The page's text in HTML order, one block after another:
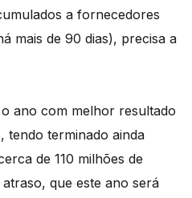
a fornecedores
mais de 90 dias), precisa a
ano com melhor resultado
tendo terminado ainda
de 110 milhões de
que este ano será